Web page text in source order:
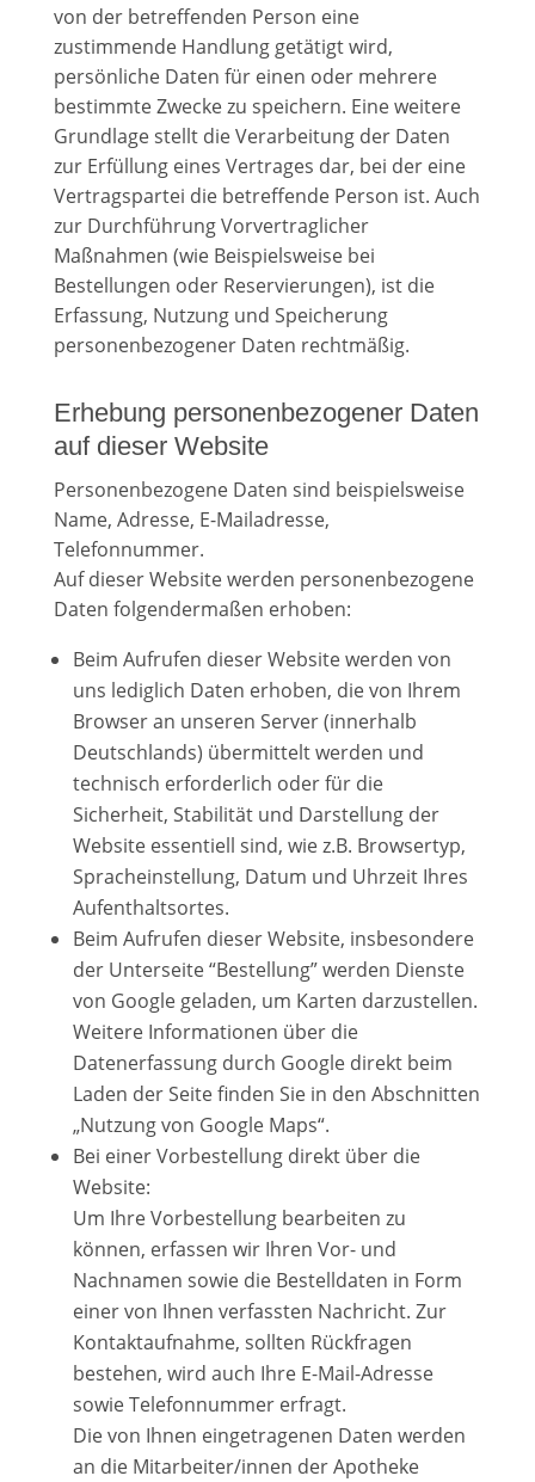
von der betreffenden Person eine
zustimmende Handlung getätigt wird,
persönliche Daten für einen oder mehrere
bestimmte Zwecke zu speichern. Eine weitere
Grundlage stellt die Verarbeitung der Daten
zur Erfüllung eines Vertrages dar, bei der eine
Vertragspartei die betreffende Person ist. Auch
zur Durchführung Vorvertraglicher
Maßnahmen (wie Beispielsweise bei
Bestellungen oder Reservierungen), ist die
Erfassung, Nutzung und Speicherung
personenbezogener Daten rechtmäßig.
Erhebung personenbezogener Daten
auf dieser Website
Personenbezogene Daten sind beispielsweise
Name, Adresse, E-Mailadresse,
Telefonnummer.
Auf dieser Website werden personenbezogene
Daten folgendermaßen erhoben:
Beim Aufrufen dieser Website werden von
uns lediglich Daten erhoben, die von Ihrem
Browser an unseren Server (innerhalb
Deutschlands) übermittelt werden und
technisch erforderlich oder für die
Sicherheit, Stabilität und Darstellung der
Website essentiell sind, wie z.B. Browsertyp,
Spracheinstellung, Datum und Uhrzeit Ihres
Aufenthaltsortes.
Beim Aufrufen dieser Website, insbesondere
der Unterseite “Bestellung” werden Dienste
von Google geladen, um Karten darzustellen.
Weitere Informationen über die
Datenerfassung durch Google direkt beim
Laden der Seite finden Sie in den Abschnitten
„Nutzung von Google Maps“.
Bei einer Vorbestellung direkt über die
Website:
Um Ihre Vorbestellung bearbeiten zu
können, erfassen wir Ihren Vor- und
Nachnamen sowie die Bestelldaten in Form
einer von Ihnen verfassten Nachricht. Zur
Kontaktaufnahme, sollten Rückfragen
bestehen, wird auch Ihre E-Mail-Adresse
sowie Telefonnummer erfragt.
Die von Ihnen eingetragenen Daten werden
an die Mitarbeiter/innen der Apotheke